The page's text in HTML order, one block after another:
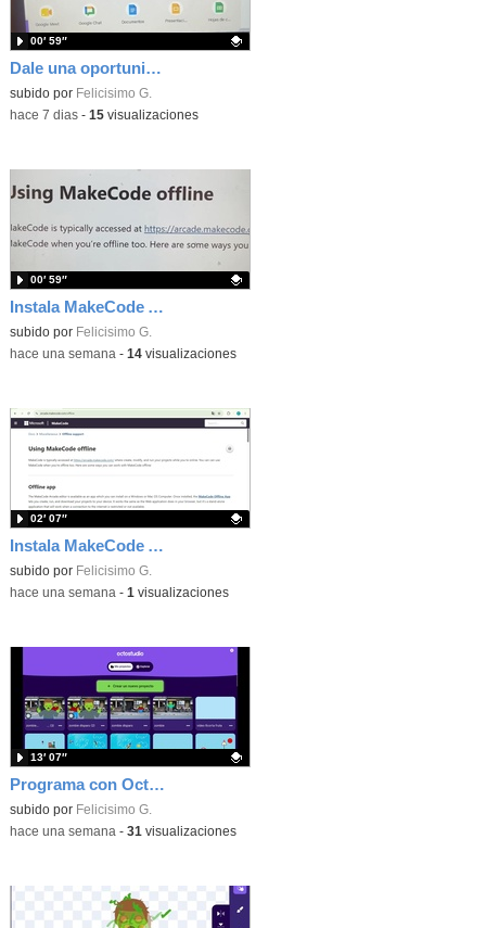
Dale una oportunidad a los Chromebooks y utiliza un proyector para realizar talleres si no tienes pantallas táctiles
Contenido educativo.
subido por Felicisimo G.
00′ 59″
-hace 7 dias- 15visualizaciones
Instala MakeCode Arcade para trabajar offline en tu tablet, ordenador, Chromebook
Contenido educativo.
subido por Felicisimo G.
00′ 59″
-hace una semana - 14visualizaciones
Instala MakeCode Arcade offline para programar grandes juegos sin necesidad de Internet
Contenido educativo.
subido por Felicisimo G.
02′ 07″
-hace una semana - 1 visualizaciones
Programa con OctoStudio, un juego de disparos contra Zombies con un cargador basado en el House of the dead
Contenido educativo.
subido por Felicisimo G.
13′ 07″
-hace una semana - 31 visualizaciones